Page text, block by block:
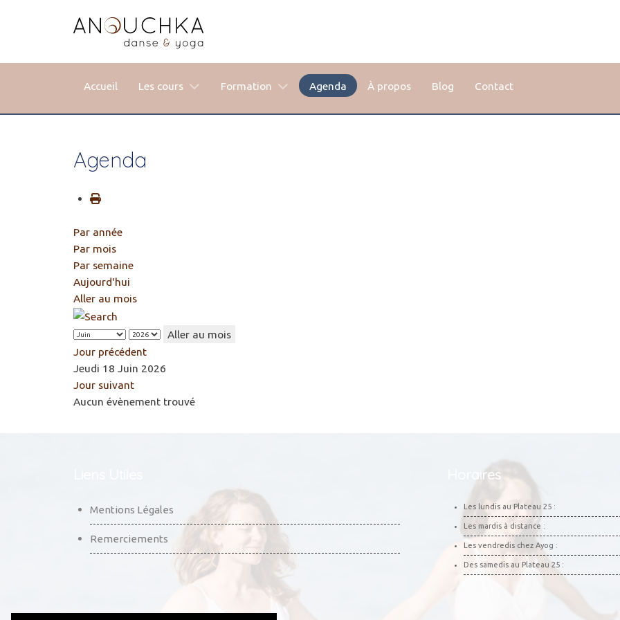
Accueil Les cours Formation Agenda À propos Blog Contact
Agenda
Par année
Par mois
Par semaine
Aujourd'hui
Aller au mois
Aller au mois
Jour précédent
Jeudi 18 Juin 2026
Jour suivant
Aucun évènement trouvé
Mentions Légales
Remerciements
Horaires
Les lundis au Plateau 25 :
Les mardis à distance :
Les vendredis chez Ayog :
Des samedis au Plateau 25 :